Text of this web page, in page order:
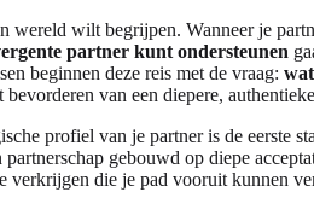
wereld wilt begrijpen. Wanneer je
partner kunt ondersteunen
beginnen deze reis met de vraag:
van een diepere,
profiel van je partner is de eerste
partnerschap gebouwd op diepe
verkrijgen die je pad vooruit kunnen